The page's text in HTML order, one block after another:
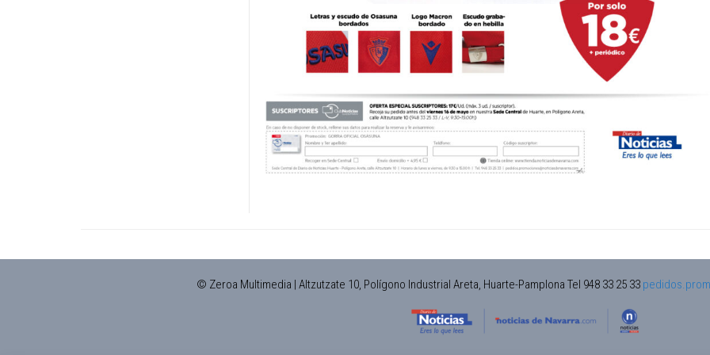
© Zeroa Multimedia | Altzutzate 10, Polígono Industrial Areta, Huarte-Pamplona Tel 948 33 25 33